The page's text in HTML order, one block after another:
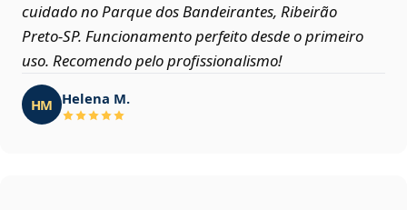
cuidado no Parque dos Bandeirantes, Ribeirão
Preto‑SP. Funcionamento perfeito desde o primeiro
uso. Recomendo pelo profissionalismo!
HM Helena M.